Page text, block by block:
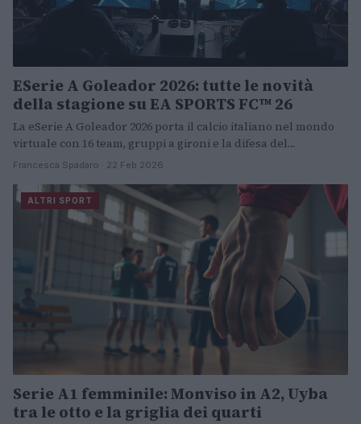
ESerie A Goleador 2026: tutte le novità
della stagione su EA SPORTS FC™ 26
La eSerie A Goleador 2026 porta il calcio italiano nel mondo
virtuale con 16 team, gruppi a gironi e la difesa del…
Francesca Spadaro · 22 Feb 2026
ALTRI SPORT
Serie A1 femminile: Monviso in A2, Uyba
tra le otto e la griglia dei quarti